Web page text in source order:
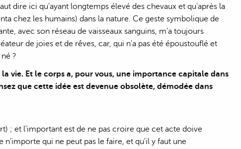
dire ici qu'ayant longtemps élevé des chevaux et qu'après la
chez les humains) dans la nature. Ce geste symbolique de
avec son réseau de vaisseaux sanguins, m'a toujours
de joies et de rêves, car, qui n'a pas été époustouflé et
?
vie. Et le corps a, pour vous, une importance capitale dans
que cette idée est devenue obsolète, démodée dans
; et l'important est de ne pas croire que cet acte doive
qui ne peut pas le faire, et qu'il y faut une